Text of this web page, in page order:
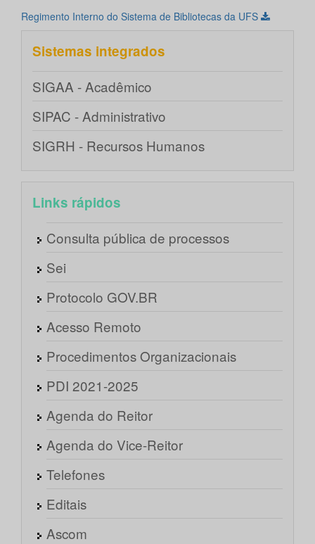
Regimento Interno do Sistema de Bibliotecas da UFS
Sistemas integrados
SIGAA - Acadêmico
SIPAC - Administrativo
SIGRH - Recursos Humanos
Links rápidos
Consulta pública de processos
Sei
Protocolo GOV.BR
Acesso Remoto
Procedimentos Organizacionais
PDI 2021-2025
Agenda do Reitor
Agenda do Vice-Reitor
Telefones
Editais
Ascom